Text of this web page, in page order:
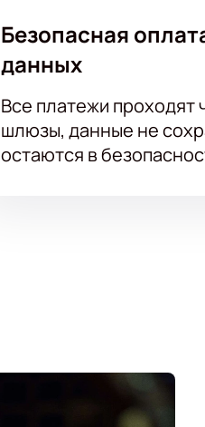
Безопасная
данных
Все платежи
шлюзы, данные не
остаются в